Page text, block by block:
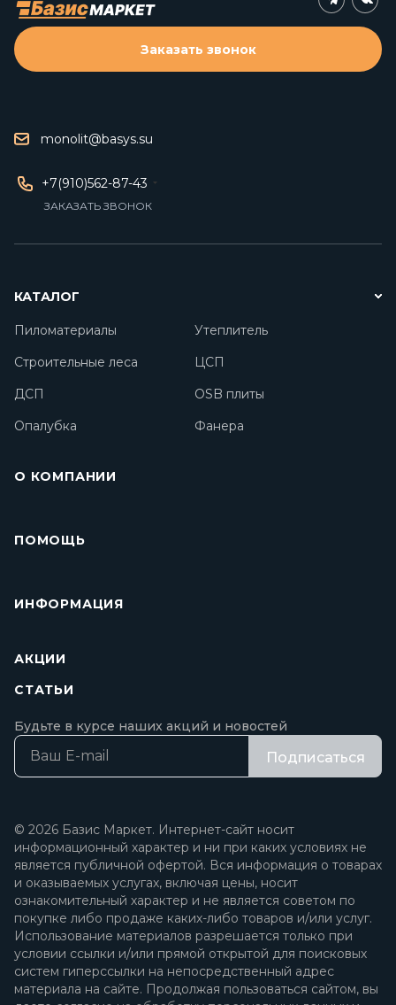
monolit@basys.su
+7(910)562-87-43
ЗАКАЗАТЬ ЗВОНОК
Заказать звонок
КАТАЛОГ
Пиломатериалы
Утеплитель
Строительные леса
ЦСП
ДСП
OSB плиты
Опалубка
Фанера
О КОМПАНИИ
ПОМОЩЬ
ИНФОРМАЦИЯ
АКЦИИ
СТАТЬИ
Будьте в курсе наших акций и новостей
Подписаться
© 2026 Базис Маркет. Интернет-сайт носит
информационный характер и ни при каких условиях не
является публичной офертой. Вся информация о товарах
и оказываемых услугах, включая цены, носит
ознакомительный характер и не является советом по
покупке либо продаже каких-либо товаров и/или услуг.
Использование материалов разрешается только при
условии ссылки и/или прямой открытой для поисковых
систем гиперссылки на непосредственный адрес
материала на сайте. Продолжая пользоваться сайтом, вы